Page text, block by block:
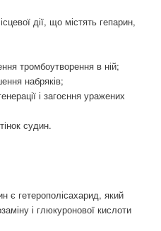
дії, що містять гепарин,
тромбоутворення в ній;
набряків;
і загоєння уражених
судин.
є гетерополісахарид, який
і глюкуронової кислоти